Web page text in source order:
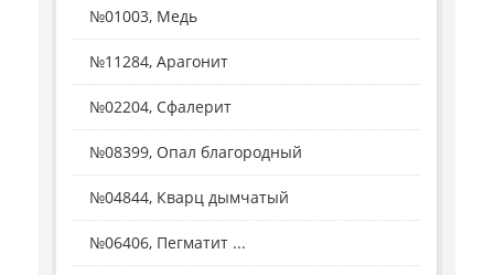
№01003, Медь
№11284, Арагонит
№02204, Сфалерит
№08399, Опал благородный
№04844, Кварц дымчатый
№06406, Пегматит ...